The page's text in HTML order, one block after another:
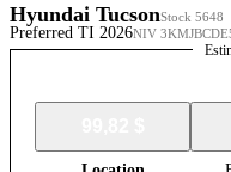
Hyundai TucsonStock 5648
Preferred TI 2026NIV